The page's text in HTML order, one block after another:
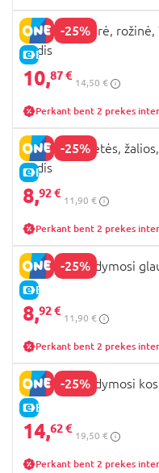
-25%
E-KAINA
LEMON kepurė, rožinė,
dydis
10,87 €
14,50 €
Perkant bent 2 prekes
-25%
E-KAINA
LEMON šlepetės,
dydis
8,92 €
11,90 €
Perkant bent 2 prekes
-25%
E-KAINA
LEMON maudymosi
8,92 €
11,90 €
Perkant bent 2 prekes
-25%
E-KAINA
LEMON maudymosi
14,62 €
19,50 €
Perkant bent 2 prekes